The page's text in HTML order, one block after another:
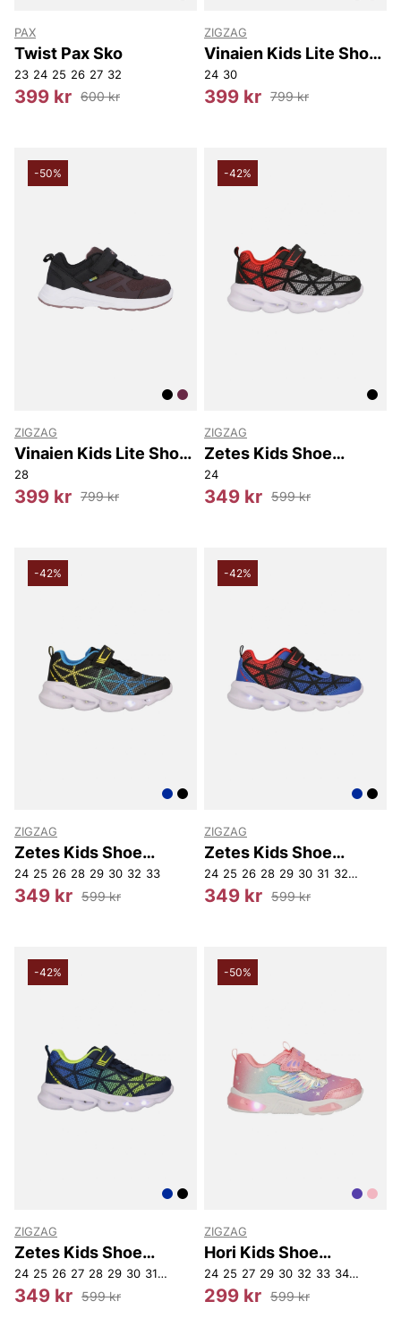
PAX
Twist Pax Sko
23 24 25 26 27 32
399 kr 600 kr
ZIGZAG
Vinaien Kids Lite Shoe
WP
24 30
399 kr 799 kr
-50%
ZIGZAG
Vinaien Kids Lite Shoe
WP
28
399 kr 799 kr
-42%
ZIGZAG
Zetes Kids Shoe
W/Lights
24
349 kr 599 kr
-42%
ZIGZAG
Zetes Kids Shoe
W/Lights
24 25 26 28 29 30 32 33
349 kr 599 kr
-42%
ZIGZAG
Zetes Kids Shoe
W/Lights
24 25 26 28 29 30 31 32 33
349 kr 599 kr
-42%
ZIGZAG
Zetes Kids Shoe
W/Lights
24 25 26 27 28 29 30 31 32 34 35
349 kr 599 kr
-50%
ZIGZAG
Hori Kids Shoe
W/lights.
24 25 27 29 30 32 33 34 35
299 kr 599 kr